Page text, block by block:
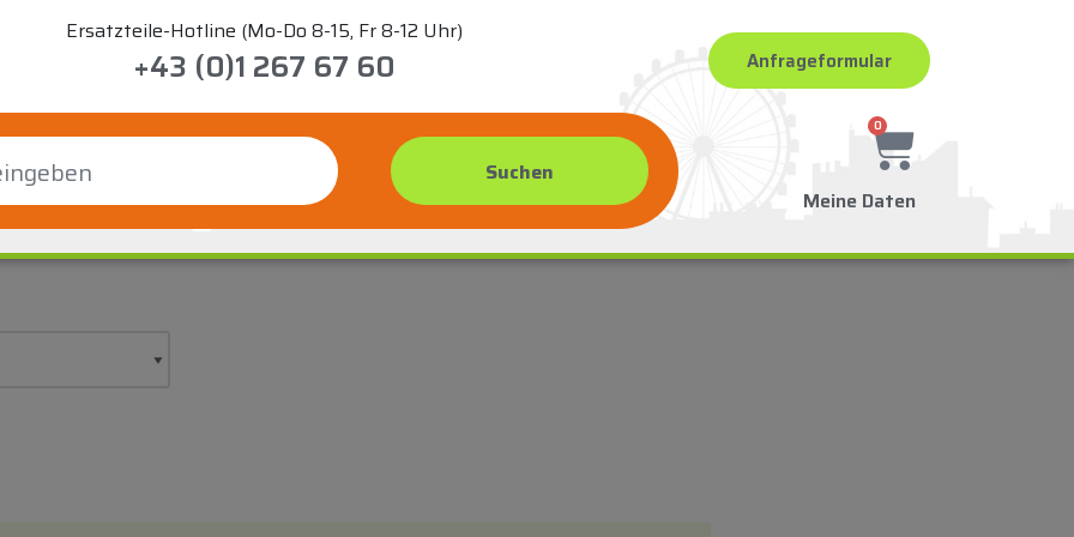
Ersatzteile-Hotline (Mo-Do 8-15, Fr 8-12 Uhr)
+43 (0)1 267 67 60 Anfrageformular
0
Meine Daten